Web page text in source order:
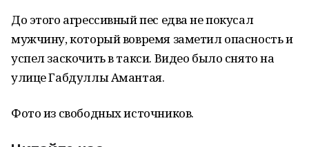
До этого агрессивный пес едва не покусал
мужчину, который вовремя заметил опасность и
успел заскочить в такси. Видео было снято на
улице Габдуллы Амантая.
Фото из свободных источников.